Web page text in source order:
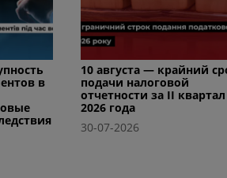
в
10 августа — крайний
подачи налоговой
отчетности за II квартал
2026 года
30-07-2026